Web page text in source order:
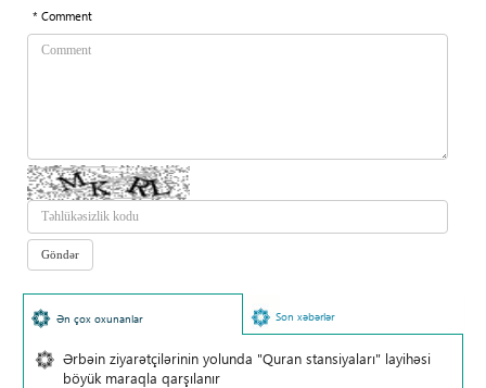
* Comment
Ən çox oxunanlar Son xəbərlər
Ərbəin ziyarətçilərinin yolunda "Quran stansiyaları" layihəsi
böyük maraqla qarşılanır